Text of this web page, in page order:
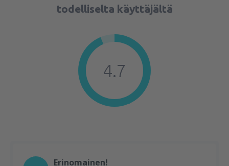
todelliselta käyttäjältä
4.7
Erinomainen!